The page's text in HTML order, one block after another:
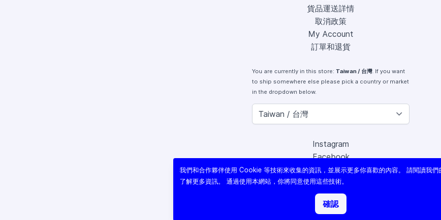
貨品運送詳情
取消政策
My Account
訂單和退貨
You are currently in this store: Taiwan / 台灣. If you want
to ship somewhere else please pick a country or market
in the dropdown below.
Instagram
Facebook
X (Twitter)
Youtube
Lomography
我們和合作夥伴使用 Cookie 等技術來收集的資訊，並展示更多你喜歡的內容。 請閱讀我們
了解更多資訊。 通過使用本網站，你將同意使用這些技術。
確認